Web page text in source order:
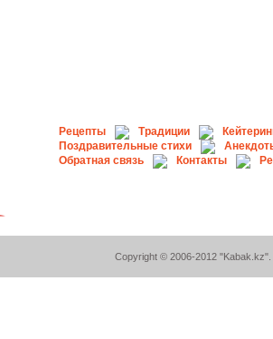
Рецепты Традиции
Поздравительные стихи
Обратная связь
Контакты
Copyright © 2006-2012 "Kabak.kz".